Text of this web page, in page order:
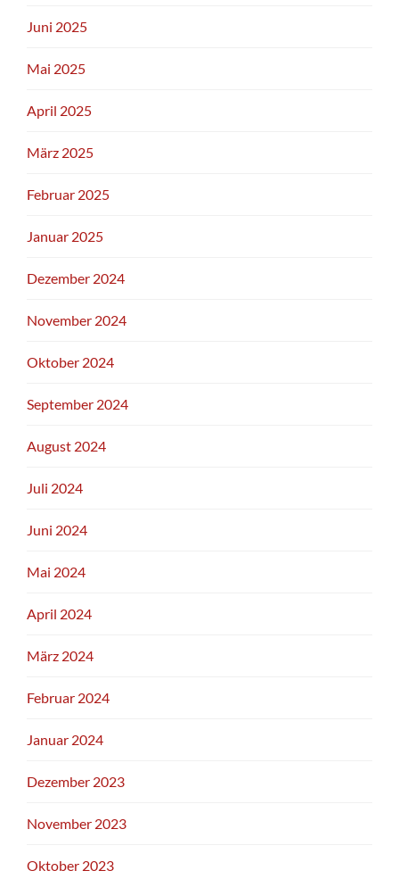
Juni 2025
Mai 2025
April 2025
März 2025
Februar 2025
Januar 2025
Dezember 2024
November 2024
Oktober 2024
September 2024
August 2024
Juli 2024
Juni 2024
Mai 2024
April 2024
März 2024
Februar 2024
Januar 2024
Dezember 2023
November 2023
Oktober 2023